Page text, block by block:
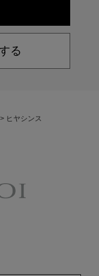
る
> ヒヤシンス